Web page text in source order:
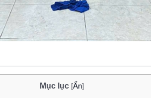
Mục lục [Ẩn]